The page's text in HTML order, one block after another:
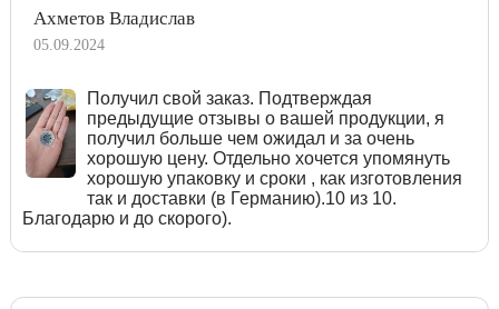
Ахметов Владислав
05.09.2024
Получил свой заказ. Подтверждая
предыдущие отзывы о вашей продукции, я
получил больше чем ожидал и за очень
хорошую цену. Отдельно хочется упомянуть
хорошую упаковку и сроки , как изготовления
так и доставки (в Германию).10 из 10.
Благодарю и до скорого).